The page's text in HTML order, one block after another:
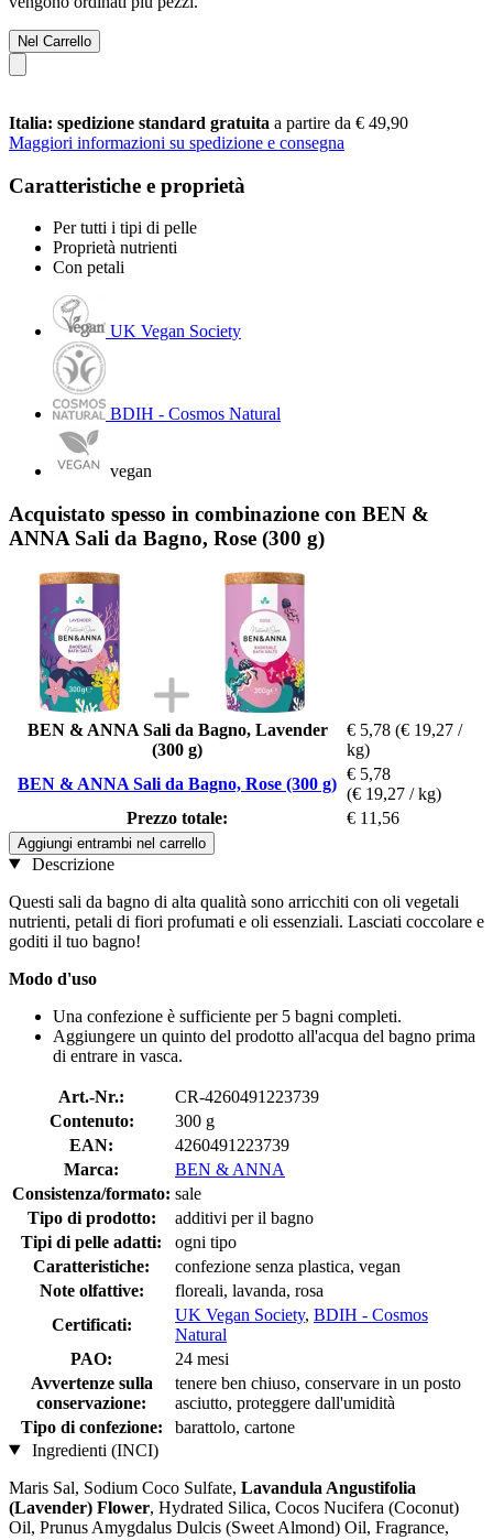
Nel Carrello
Italia: spedizione standard gratuita a partire da € 49,90
Maggiori informazioni su spedizione e consegna
Caratteristiche e proprietà
Per tutti i tipi di pelle
Proprietà nutrienti
Con petali
UK Vegan Society
BDIH - Cosmos Natural
vegan
Acquistato spesso in combinazione con BEN &
ANNA Sali da Bagno, Rose (300 g)
BEN & ANNA Sali da Bagno, Lavender
(300 g)
€ 5,78 (€ 19,27 /
kg)
BEN & ANNA Sali da Bagno, Rose (300 g)
€ 5,78
(€ 19,27 / kg)
Prezzo totale:
€ 11,56
Aggiungi entrambi nel carrello
Descrizione
Questi sali da bagno di alta qualità sono arricchiti con oli vegetali
nutrienti, petali di fiori profumati e oli essenziali. Lasciati coccolare e
goditi il ​​tuo bagno!
Modo d'uso
Una confezione è sufficiente per 5 bagni completi.
Aggiungere un quinto del prodotto all'acqua del bagno prima
di entrare in vasca.
Art.-Nr.:
CR-4260491223739
Contenuto:
300 g
EAN:
4260491223739
Marca:
BEN & ANNA
Consistenza/formato: sale
Tipo di prodotto:
additivi per il bagno
Tipi di pelle adatti:
ogni tipo
Caratteristiche:
confezione senza plastica, vegan
Note olfattive:
floreali, lavanda, rosa
Certificati:
UK Vegan Society, BDIH - Cosmos
Natural
PAO:
24 mesi
Avvertenze sulla
conservazione:
tenere ben chiuso, conservare in un posto
asciutto, proteggere dall'umidità
Tipo di confezione:
barattolo, cartone
Ingredienti (INCI)
Maris Sal, Sodium Coco­ Sulfate, Lavandula Angustifolia
(Lavender) Flower, Hydrated Silica, Cocos Nucifera (Coconut)
Oil, Prunus Amygdalus Dulcis (Sweet Almond) Oil, Fragrance,